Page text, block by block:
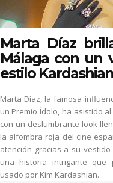
Marta Díaz
Málaga con un
estilo Kardashian
Marta Díaz, la famosa
un Premio Ídolo, ha asistido
con un deslumbrante look
la alfombra roja del cine
atención gracias a su
una historia intrigante que
usado por Kim Kardashian.